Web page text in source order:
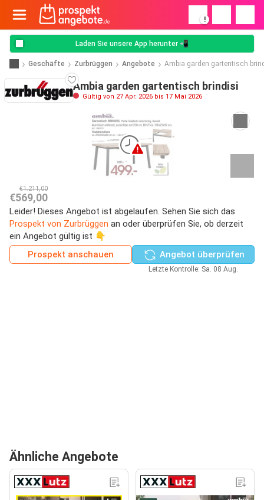
!
Laden Sie unsere App herunter 📲
Geschäfte Zurbrüggen Angebote Ambia garden gartentisch
Ambia garden gartentisch brindisi
Gültig von 27 Apr. 2026 bis 17 Mai 2026
€1.211,00
€569,00
Leider! Dieses Angebot ist abgelaufen. Sehen Sie sich das
Prospekt von Zurbrüggen an oder überprüfen Sie, ob derzeit
ein Angebot gültig ist 👇
Prospekt anschauen
Angebot überprüfen
Letzte Kontrolle: Sa. 08 Aug.
Ähnliche Angebote